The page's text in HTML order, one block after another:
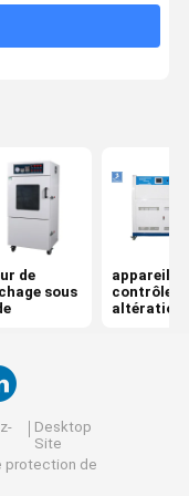
de
sous
appareil de
contrôle
altération
Desktop
Site
protection de